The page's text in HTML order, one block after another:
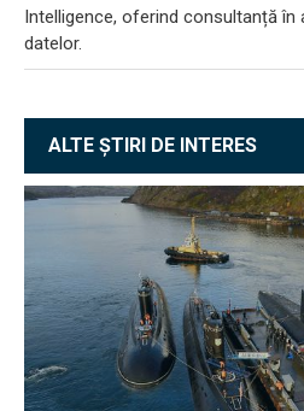
Intelligence, oferind consultanță în
datelor.
ALTE ȘTIRI DE INTERES